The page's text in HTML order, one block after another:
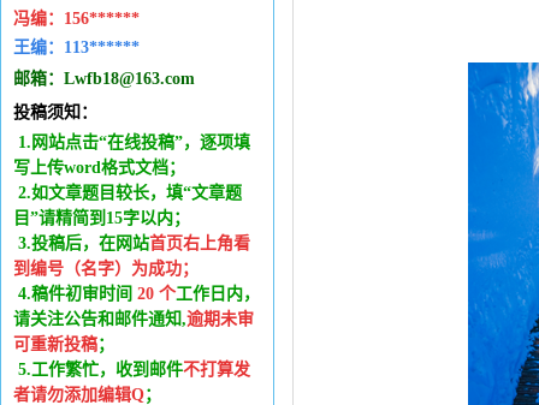
冯编： 156******
王编： 113******
邮箱： Lwfb18@163.com
投稿须知：
1.网站点击“在线投稿”，逐项填
写上传word格式文档；
2.如文章题目较长，填“文章题
目”请精简到15字以内；
3.投稿后，在网站首页右上角看
到编号（名字）为成功；
4.稿件初审时间 20 个工作日内 ，
请关注公告和邮件通知,逾期未审
可重新投稿；
5.工作繁忙，收到邮件不打算发
者请勿添加编辑Q；